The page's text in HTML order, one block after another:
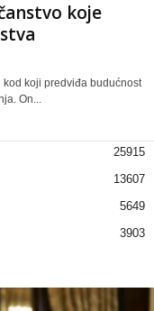
koje
koji predviđa budućnost
On...
25915
13607
5649
3903